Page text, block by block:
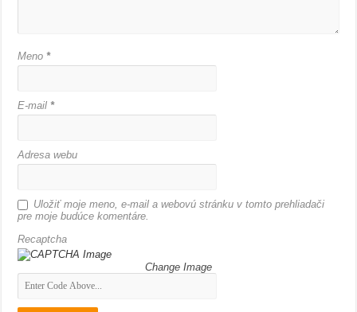
Meno *
E-mail *
Adresa webu
Uložiť moje meno, e-mail a webovú stránku v tomto prehliadači
pre moje budúce komentáre.
Recaptcha
Change Image